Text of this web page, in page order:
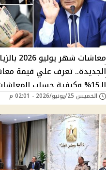
معاشات شهر
الجديدة.. تعرف علي قيمة
الـ15% وكيفية حساب المعاشات
الخميس 25/يونيو/2026 - 02:01 م